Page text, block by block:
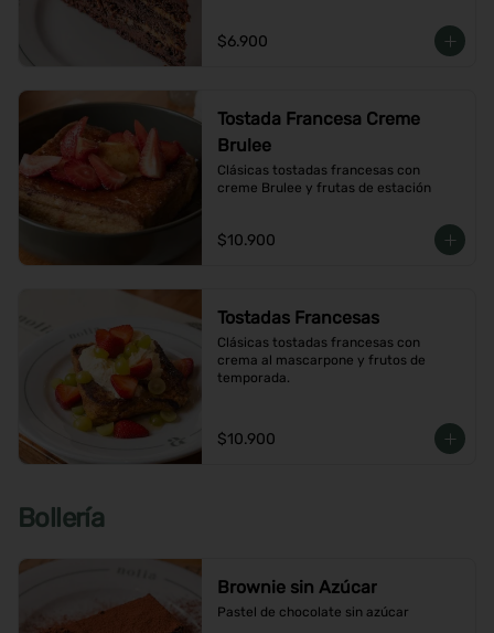
$6.900
Tostada Francesa Creme
Brulee
Clásicas tostadas francesas con
creme Brulee y frutas de estación
$10.900
Tostadas Francesas
Clásicas tostadas francesas con
crema al mascarpone y frutos de
temporada.
$10.900
Bollería
Brownie sin Azúcar
Pastel de chocolate sin azúcar